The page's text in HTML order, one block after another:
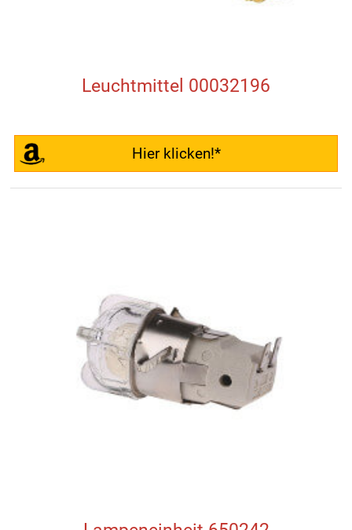
Leuchtmittel 00032196
Hier klicken!*